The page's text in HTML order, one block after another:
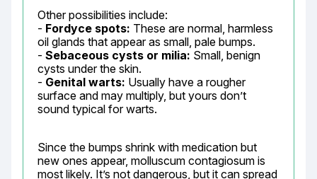
Other possibilities include:
- Fordyce spots: These are normal, harmless
oil glands that appear as small, pale bumps.
- Sebaceous cysts or milia: Small, benign
cysts under the skin.
- Genital warts: Usually have a rougher
surface and may multiply, but yours don’t
sound typical for warts.
Since the bumps shrink with medication but
new ones appear, molluscum contagiosum is
most likely. It’s not dangerous, but it can spread